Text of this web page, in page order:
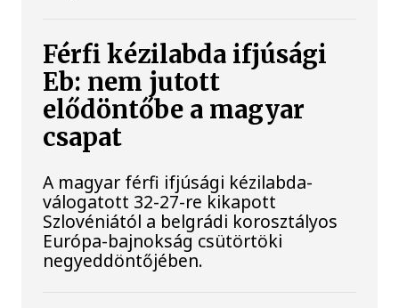
Férfi kézilabda ifjúsági
Eb: nem jutott
elődöntőbe a magyar
csapat
A magyar férfi ifjúsági kézilabda-
válogatott 32-27-re kikapott
Szlovéniától a belgrádi korosztályos
Európa-bajnokság csütörtöki
negyeddöntőjében.